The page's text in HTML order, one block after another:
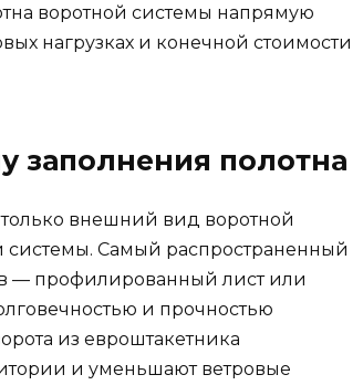
воротной системы напрямую
нагрузках и конечной стоимости
заполнения полотна
внешний вид воротной
системы. Самый распространенный
— профилированный лист или
и прочностью
из евроштакетника
и уменьшают ветровые